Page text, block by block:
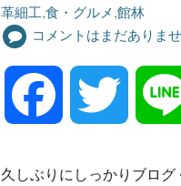
革細工,食・グルメ,館林
コメントはまだありま
久しぶりにしっかりブログ